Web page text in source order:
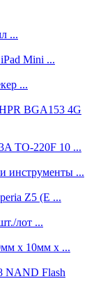
...
Mini ...
...
BGA153 4G
TO-220F 10 ...
инструменты ...
Z5 (E ...
лот ...
x 10мм x ...
NAND Flash